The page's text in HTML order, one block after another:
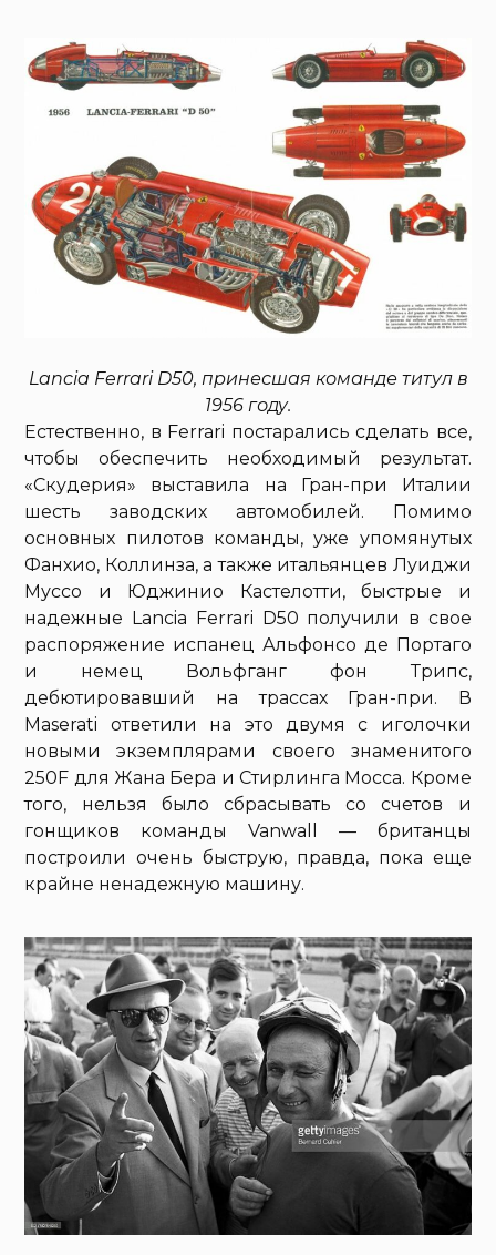
Lancia Ferrari D50, принесшая команде титул в
1956 году.
Естественно, в Ferrari постарались сделать все,
чтобы обеспечить необходимый результат.
«Скудерия» выставила на Гран-при Италии
шесть заводских автомобилей. Помимо
основных пилотов команды, уже упомянутых
Фанхио, Коллинза, а также итальянцев Луиджи
Муссо и Юджинио Кастелотти, быстрые и
надежные Lancia Ferrari D50 получили в свое
распоряжение испанец Альфонсо де Портаго
и немец Вольфганг фон Трипс,
дебютировавший на трассах Гран-при. В
Maserati ответили на это двумя с иголочки
новыми экземплярами своего знаменитого
250F для Жана Бера и Стирлинга Мосса. Кроме
того, нельзя было сбрасывать со счетов и
гонщиков команды Vanwall — британцы
построили очень быструю, правда, пока еще
крайне ненадежную машину.